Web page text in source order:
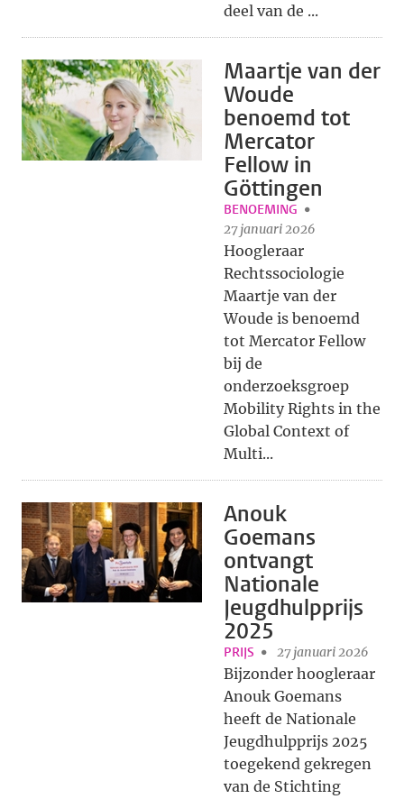
deel van de ...
Maartje van der
Woude
benoemd tot
Mercator
Fellow in
Göttingen
BENOEMING
27 januari 2026
Hoogleraar
Rechtssociologie
Maartje van der
Woude is benoemd
tot Mercator Fellow
bij de
onderzoeksgroep
Mobility Rights in the
Global Context of
Multi...
Anouk
Goemans
ontvangt
Nationale
Jeugdhulpprijs
2025
PRIJS 27 januari 2026
Bijzonder hoogleraar
Anouk Goemans
heeft de Nationale
Jeugdhulpprijs 2025
toegekend gekregen
van de Stichting